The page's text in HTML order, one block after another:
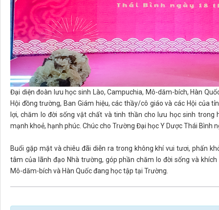
Đại diện đoàn lưu học sinh Lào, Campuchia, Mô-dăm-bích, Hàn
Hội đồng trường, Ban Giám hiệu, các thầy/cô giáo và các Hội của
lợi, chăm lo đời sống vật chất và tinh thần cho lưu học sinh
mạnh khoẻ, hạnh phúc. Chúc cho Trường Đại học Y Dược Thái Bình
Buổi gặp mặt và chiêu đãi diễn ra trong không khí vui tươi, phấn
tâm của lãnh đạo Nhà trường, góp phần chăm lo đời sống và
Mô-dăm-bích và Hàn Quốc đang học tập tại Trường.